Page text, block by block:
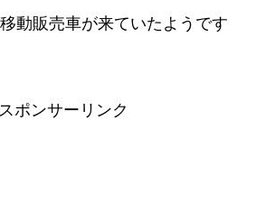
動販売車が来ていたようです
スポンサーリンク